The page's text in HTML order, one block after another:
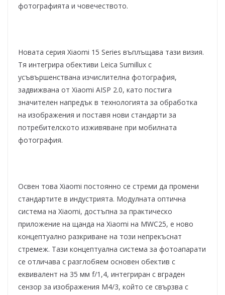
фотографията и човечеството.
Новата серия Xiaomi 15 Series въплъщава тази визия.
Тя интегрира обективи Leica Sumillux с
усъвършенствана изчислителна фотография,
задвижвана от Xiaomi AISP 2.0, като постига
значителен напредък в технологията за обработка
на изображения и поставя нови стандарти за
потребителското изживяване при мобилната
фотография.
Освен това Xiaomi постоянно се стреми да промени
стандартите в индустрията. Модулната оптична
система на Xiaomi, достъпна за практическо
приложение на щанда на Xiaomi на MWC25, е ново
концептуално разкриване на този непрекъснат
стремеж. Тази концептуална система за фотоапарати
се отличава с разглобяем основен обектив с
еквивалент на 35 мм f/1,4, интегриран с вграден
сензор за изображения M4/3, който се свързва с